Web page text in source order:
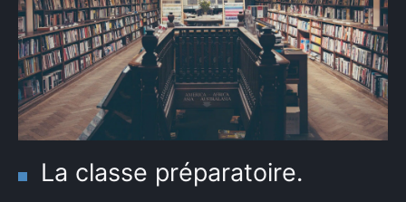
La classe préparatoire.